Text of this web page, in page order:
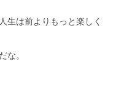
生は前よりもっと楽しく
な。